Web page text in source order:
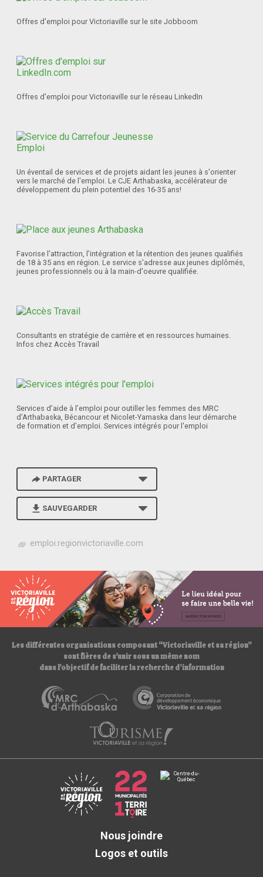
Offres d'emploi pour Victoriaville sur le site Jobboom
Offres d'emploi pour Victoriaville sur le réseau LinkedIn
Un éventail de services et de projets aidant les jeunes à s'orienter
vers le marché de l'emploi. Le CJE Arthabaska, accélérateur de
développement du plein potentiel des 16-35 ans!
Favorise l'attraction, l'intégration et la rétention des jeunes qualifiés
de 18 à 35 ans en région. Le service s'adresse aux jeunes diplômés,
jeunes professionnels ou à la main-d'oeuvre qualifiée.
Consultants en stratégie de carrière et en ressources humaines.
Infos chez Accès Travail
Services d’aide à l’emploi pour outiller les femmes des MRC
d’Arthabaska, Bécancour et Nicolet-Yamaska dans leur démarche
de formation et d’emploi. Services intégrés pour l'emploi
PARTAGER
SAUVEGARDER
h
p
s
:
/
/
emploi.regionvictoriaville.com
Les différentes organisations composant “Victoriaville et sa région”
sont fières de s’unir sous un même nom
dans l’objectif de faciliter la recherche d’information
Nous joindre
Logos et outils